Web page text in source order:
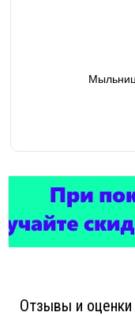
Отзывы и оценки